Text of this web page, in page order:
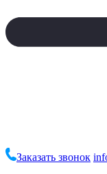
Заказать звонок